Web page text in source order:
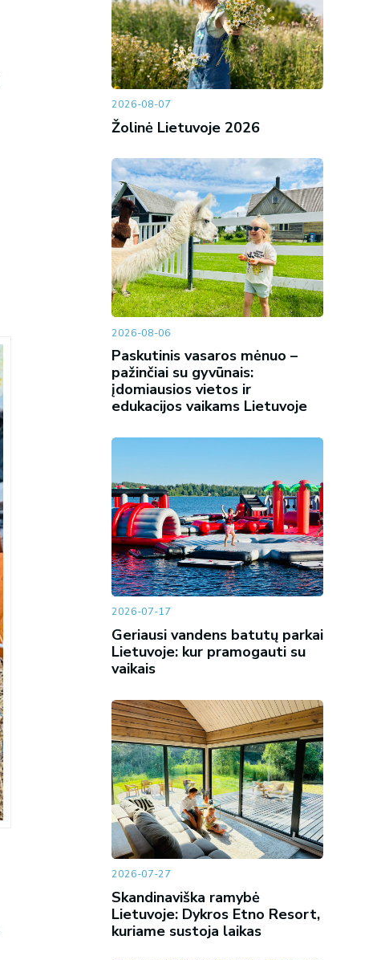
2026-08-07
Žolinė Lietuvoje 2026
2026-08-06
Paskutinis vasaros mėnuo –
pažinčiai su gyvūnais:
įdomiausios vietos ir
edukacijos vaikams Lietuvoje
2026-07-17
Geriausi vandens batutų parkai
Lietuvoje: kur pramogauti su
vaikais
2026-07-27
Skandinaviška ramybė
Lietuvoje: Dykros Etno Resort,
kuriame sustoja laikas